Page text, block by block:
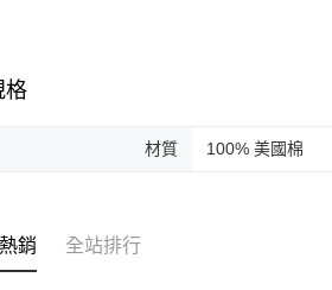
格
材質 100% 美國棉
銷 全站排行